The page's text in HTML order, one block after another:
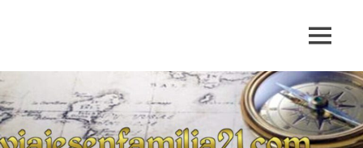
de
de
viajes
personales
MENÚ